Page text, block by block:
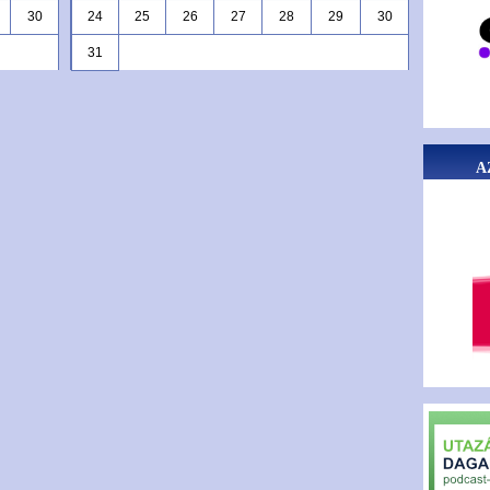
30 24 25 26 27 28 29 30
31